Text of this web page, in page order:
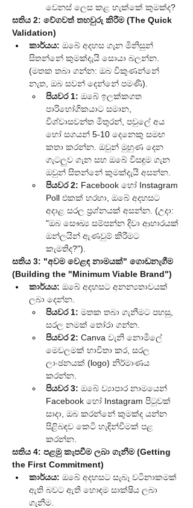
වෙනස් ලෙස කළ හැක්කේ කුමක්ද?
සතිය 2: වේගවත් තහවුරු කිරීම (The Quick
Validation)
කාර්යය: ඔබේ අදහස ගැන මිනිසුන්
සිතන්නේ කුමක්දැයි සොයා බලන්න.
(මතක තබා ගන්න: ඔබ විකුණන්නේ
නැත, ඔබ සවන් දෙන්නේ පමණි).
පියවර 1: ඔබේ ඉලක්කගත
පාරිභෝගිකයාට සමාන,
විශ්වාසවන්ත මිතුරන්, පවුලේ අය
හෝ සගයන් 5-10 දෙනෙකු සමඟ
කතා කරන්න. ඔවුන් මුහුණ දෙන
ගැටලුව ගැන සහ ඔබේ විසඳුම ගැන
ඔවුන් සිතන්නේ කුමක්දැයි අසන්න.
පියවර 2: Facebook හෝ Instagram
Poll එකක් හරහා, ඔබේ අදහසට
අදාළ සරල ප්‍රශ්නයක් අසන්න. (උදා:
"ඔබ සෞඛ්‍ය සම්පන්න දිවා ආහාරයක්
ඔන්ලයින් ඇණවුම් කිරීමට
කැමතිද?").
සතිය 3: "අවම වෙළඳ නාමයක්" ගොඩනැගීම
(Building the "Minimum Viable Brand")
කාර්යය: ඔබේ අදහසට අනන්‍යතාවයක්
ලබා දෙන්න.
පියවර 1: මතක තබා ගැනීමට පහසු,
සරල නමක් තෝරා ගන්න.
පියවර 2: Canva වැනි නොමිලේ
මෙවලමක් භාවිතා කර, සරල
ලාංඡනයක් (logo) නිර්මාණය
කරන්න.
පියවර 3: ඔබේ ව්‍යාපාර නාමයෙන්
Facebook හෝ Instagram පිටුවක්
සාදා, ඔබ කරන්නේ කුමක්ද යන්න
පිළිබඳව කෙටි හැඳින්වීමක් පළ
කරන්න.
සතිය 4: පළමු කැපවීම ලබා ගැනීම (Getting
the First Commitment)
කාර්යය: ඔබේ අදහසට සැබෑ වටිනාකමක්
ඇති බවට ඇති හොඳම සාක්ෂිය ලබා
ගැනීම.